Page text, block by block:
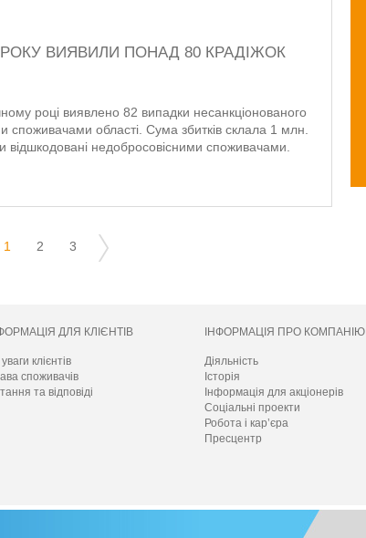
ВИЯВИЛИ ПОНАД 80 КРАДІЖОК
році виявлено 82 випадки несанкціонованого
споживачами області. Сума збитків склала 1 млн.
недобросовісними споживачами.
1 2 3
ДЛЯ КЛІЄНТІВ
клієнтів
споживачів
та відповіді
ІНФОРМАЦІЯ ПРО КОМПАНІЮ
Діяльність
Історія
Інформація для акціонерів
Соціальні проекти
Робота і кар’єра
Пресцентр